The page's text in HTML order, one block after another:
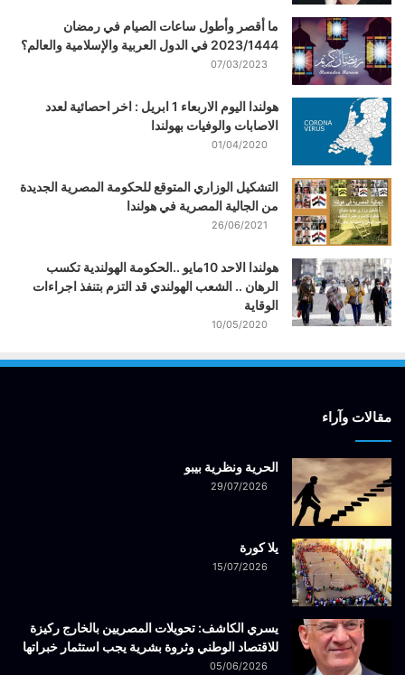
ما أقصر وأطول ساعات الصيام في رمضان
2023/1444 في الدول العربية والإسلامية والعالم؟
07/03/2023
هولندا اليوم الاربعاء 1 ابريل : اخر احصائية لعدد
الاصابات والوفيات بهولندا
01/04/2020
التشكيل الوزاري المتوقع للحكومة المصرية الجديدة
من الجالية المصرية في هولندا
26/06/2021
هولندا الاحد 10مايو ..الحكومة الهولندية تكسب
الرهان .. الشعب الهولندي قد التزم بتنفذ اجراءات
الوقاية
10/05/2020
مقالات وآراء
الحرية ونظرية بيبو
29/07/2026
يلا كورة
15/07/2026
يسري الكاشف: تحويلات المصريين بالخارج ركيزة
للاقتصاد الوطني وثروة بشرية يجب استثمار خبراتها
05/06/2026